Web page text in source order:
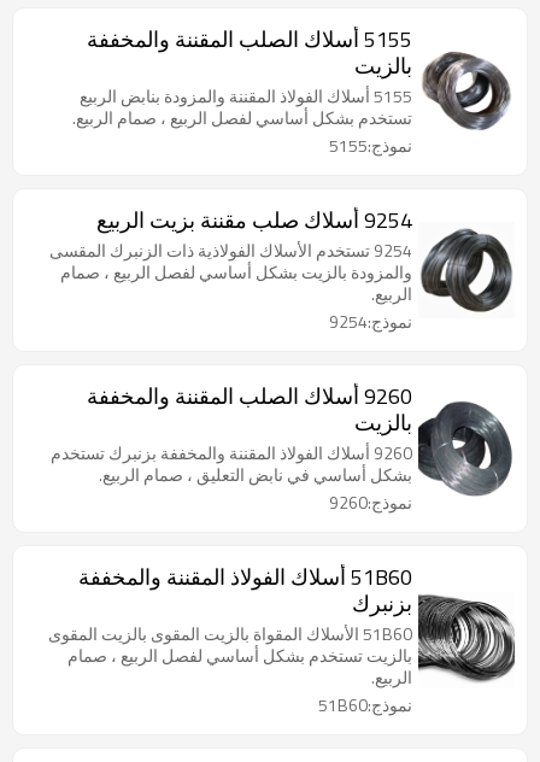
5155 أسلاك الصلب المقننة والمخففة
بالزيت
5155 أسلاك الفولاذ المقننة والمزودة بنابض الربيع
تستخدم بشكل أساسي لفصل الربيع ، صمام الربيع.
نموذج:5155
9254 أسلاك صلب مقننة بزيت الربيع
9254 تستخدم الأسلاك الفولاذية ذات الزنبرك المقسى
والمزودة بالزيت بشكل أساسي لفصل الربيع ، صمام
الربيع.
نموذج:9254
9260 أسلاك الصلب المقننة والمخففة
بالزيت
9260 أسلاك الفولاذ المقننة والمخففة بزنبرك تستخدم
بشكل أساسي في نابض التعليق ، صمام الربيع.
نموذج:9260
51B60 أسلاك الفولاذ المقننة والمخففة
بزنبرك
51B60 الأسلاك المقواة بالزيت المقوى بالزيت المقوى
بالزيت تستخدم بشكل أساسي لفصل الربيع ، صمام
الربيع.
نموذج:51B60